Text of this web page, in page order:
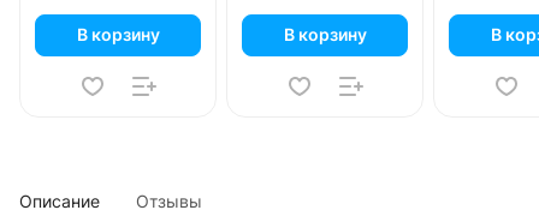
В корзину В корзину В
Описание Отзывы